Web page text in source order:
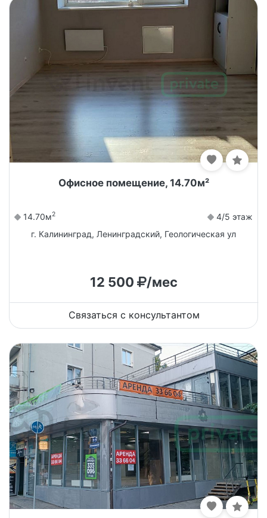
Офисное помещение, 14.70м²
14.70м2
4/5 этаж
г. Калининград, Ленинградский, Геологическая ул
12 500 /мес
Связаться с консультантом